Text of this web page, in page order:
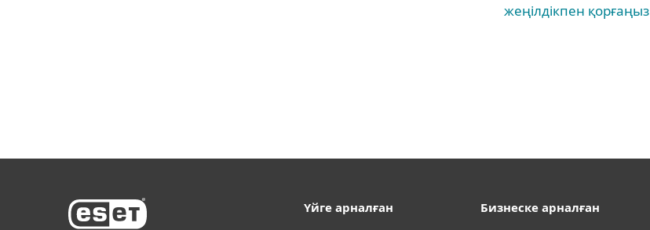
жеңілдікпен қорғаңыз
Үйге арналған
Бизнеске арналған